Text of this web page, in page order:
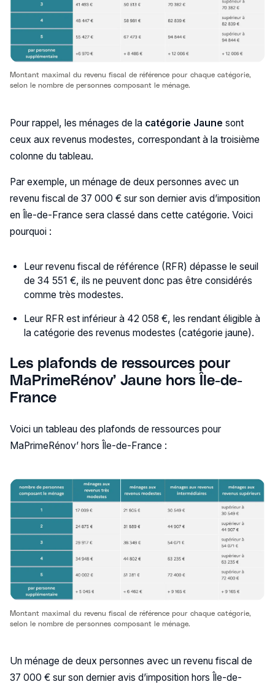
Montant maximal du revenu fiscal de référence pour chaque catégorie,
selon le nombre de personnes composant le ménage.
Pour rappel, les ménages de la catégorie Jaune sont
ceux aux revenus modestes, correspondant à la troisième
colonne du tableau.
Par exemple, un ménage de deux personnes avec un
revenu fiscal de 37 000 € sur son dernier avis d’imposition
en Île-de-France sera classé dans cette catégorie. Voici
pourquoi :
Leur revenu fiscal de référence (RFR) dépasse le seuil
de 34 551 €, ils ne peuvent donc pas être considérés
comme très modestes.
Leur RFR est inférieur à 42 058 €, les rendant éligible à
la catégorie des revenus modestes (catégorie jaune).
Les plafonds de ressources pour
MaPrimeRénov’ Jaune hors Île-de-
France
Voici un tableau des plafonds de ressources pour
MaPrimeRénov’ hors Île-de-France :
Montant maximal du revenu fiscal de référence pour chaque catégorie,
selon le nombre de personnes composant le ménage.
Un ménage de deux personnes avec un revenu fiscal de
37 000 € sur son dernier avis d’imposition hors Île-de-